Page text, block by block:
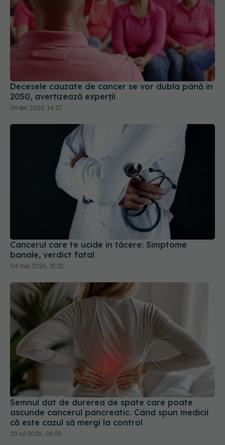
Decesele cauzate de cancer se vor dubla până în
2050, avertizează experții
09 dec 2025, 14:27
Cancerul care te ucide în tăcere: Simptome
banale, verdict fatal
04 mai 2026, 15:32
Semnul dat de durerea de spate care poate
ascunde cancerul pancreatic. Când spun medicii
că este cazul să mergi la control
20 iul 2026, 08:59